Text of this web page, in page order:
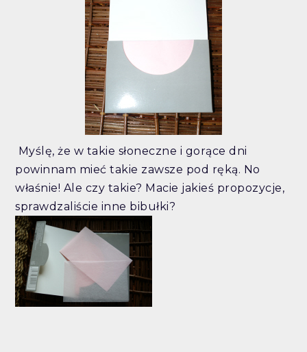
Myślę, że w takie słoneczne i gorące dni
powinnam mieć takie zawsze pod ręką. No
właśnie! Ale czy takie? Macie jakieś propozycje,
sprawdzaliście inne bibułki?